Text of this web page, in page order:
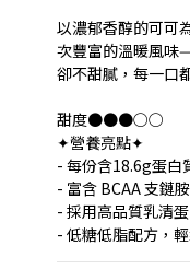
以濃郁香醇的可可
次豐富的溫暖風味
卻不甜膩，每一口
甜度●●●○○
✦營養亮點✦
- 每份含18.6g蛋白
- 富含 BCAA 支鏈
- 採用高品質乳清
- 低糖低脂配方，